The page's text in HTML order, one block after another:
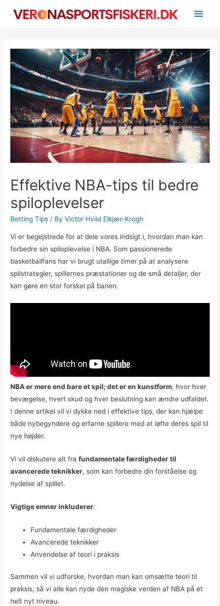
Main
Effektive NBA-tips til bedre
spiloplevelser
Betting Tips / ByVictor Hviid Elkjær-Krogh
Vi er begejstrede for at dele vores indsigt i, hvordan man kan
forbedre sin spiloplevelse i NBA. Som passionerede
basketballfans har vi brugt utallige timer på at analysere
spilstrategier, spillernes præstationer og de små detaljer, der
kan gøre en stor forskel på banen.
NBA er mere end bare et spil; det er en kunstform, hvor hver
bevægelse, hvert skud og hver beslutning kan ændre udfaldet.
I denne artikel vil vi dykke ned i effektive tips, der kan hjælpe
både nybegyndere og erfarne spillere med at løfte deres spil til
nye højder.
Vi vil diskutere alt frafundamentale færdigheder til
avancerede teknikker, som kan forbedre din forståelse og
nydelse af spillet.
Vigtige emner inkluderer:
Fundamentale færdigheder
Avancerede teknikker
Anvendelse af teori i praksis
Sammen vil vi udforske, hvordan man kan omsætte teori til
praksis, så vi alle kan nyde den magiske verden af NBA på et
helt nyt niveau.